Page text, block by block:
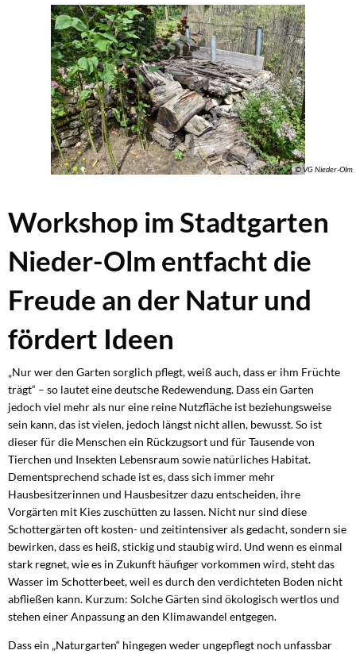
© VG Nieder-Olm
Workshop im Stadtgarten
Nieder-Olm entfacht die
Freude an der Natur und
fördert Ideen
„Nur wer den Garten sorglich pflegt, weiß auch, dass er ihm Früchte
trägt“ – so lautet eine deutsche Redewendung. Dass ein Garten
jedoch viel mehr als nur eine reine Nutzfläche ist beziehungsweise
sein kann, das ist vielen, jedoch längst nicht allen, bewusst. So ist
dieser für die Menschen ein Rückzugsort und für Tausende von
Tierchen und Insekten Lebensraum sowie natürliches Habitat.
Dementsprechend schade ist es, dass sich immer mehr
Hausbesitzerinnen und Hausbesitzer dazu entscheiden, ihre
Vorgärten mit Kies zuschütten zu lassen. Nicht nur sind diese
Schottergärten oft kosten- und zeitintensiver als gedacht, sondern sie
bewirken, dass es heiß, stickig und staubig wird. Und wenn es einmal
stark regnet, wie es in Zukunft häufiger vorkommen wird, steht das
Wasser im Schotterbeet, weil es durch den verdichteten Boden nicht
abfließen kann. Kurzum: Solche Gärten sind ökologisch wertlos und
stehen einer Anpassung an den Klimawandel entgegen.
Dass ein „Naturgarten“ hingegen weder ungepflegt noch unfassbar